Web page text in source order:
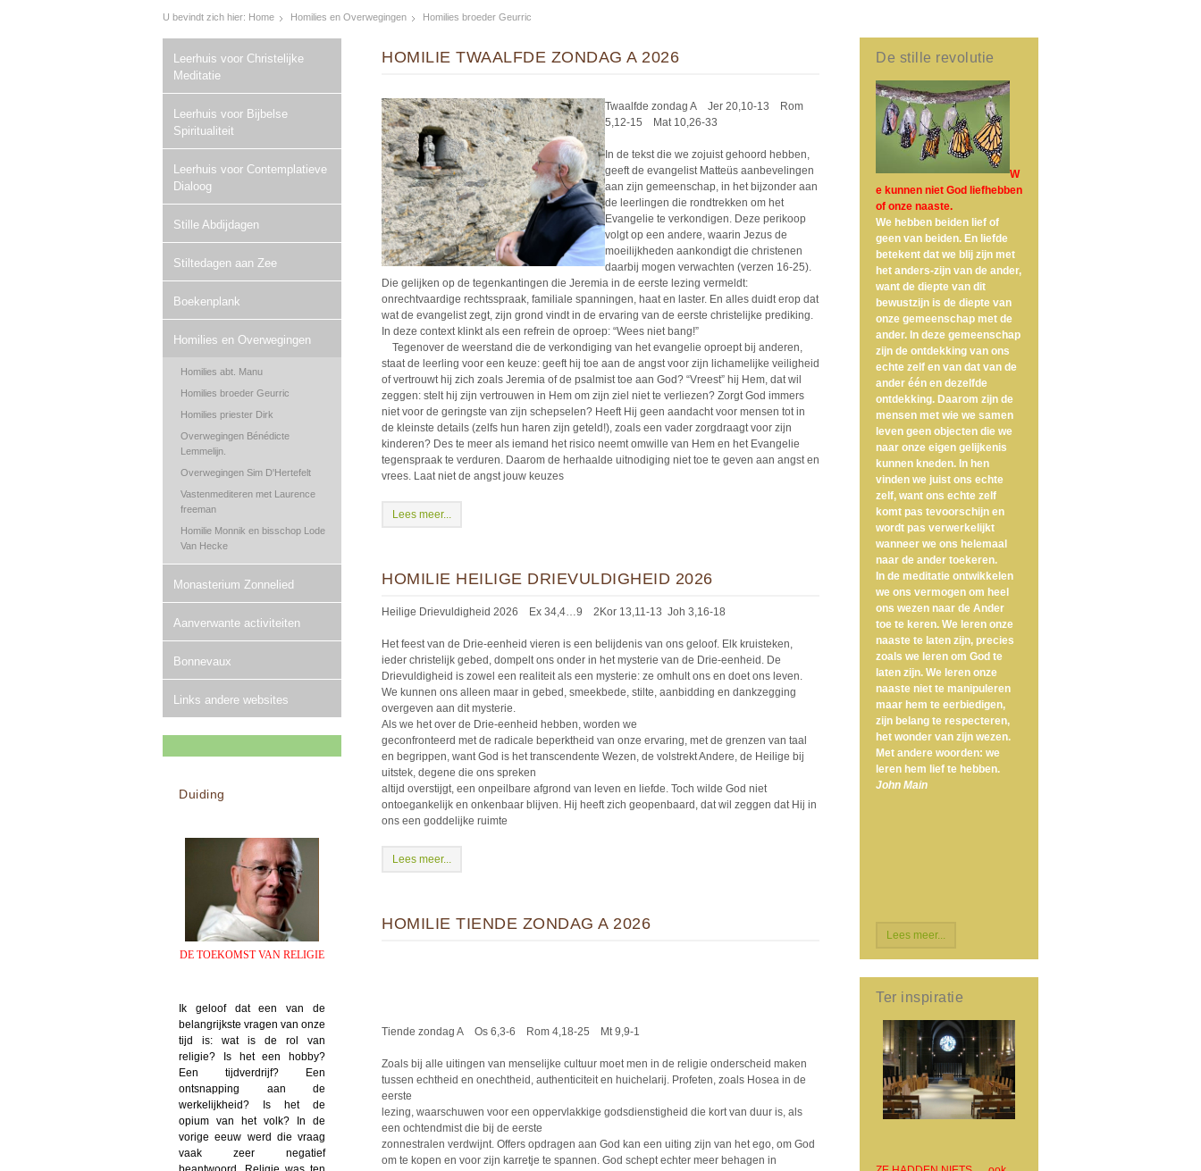
U bevindt zich hier: Home Homilies en Overwegingen Homilies broeder Geurric
Leerhuis voor Christelijke
Meditatie
Leerhuis voor Bijbelse
Spiritualiteit
Leerhuis voor Contemplatieve
Dialoog
Stille Abdijdagen
Stiltedagen aan Zee
Boekenplank
Homilies en Overwegingen
Homilies abt. Manu
Homilies broeder Geurric
Homilies priester Dirk
Overwegingen Bénédicte
Lemmelijn.
Overwegingen Sim D'Hertefelt
Vastenmediteren met Laurence
freeman
Homilie Monnik en bisschop Lode
Van Hecke
Monasterium Zonnelied
Aanverwante activiteiten
Bonnevaux
Links andere websites
Duiding
DE TOEKOMST VAN RELIGIE
Ik geloof dat een van de
belangrijkste vragen van onze
tijd is: wat is de rol van
religie? Is het een hobby?
Een tijdverdrijf? Een
ontsnapping aan de
werkelijkheid? Is het de
opium van het volk? In de
vorige eeuw werd die vraag
vaak zeer negatief
De stille revolutie
W
e kunnen niet God liefhebben
of onze naaste.
We hebben beiden lief of
geen van beiden. En liefde
betekent dat we blij zijn met
het anders-zijn van de ander,
want de diepte van dit
bewustzijn is de diepte van
onze gemeenschap met de
ander. In deze gemeenschap
zijn de ontdekking van ons
echte zelf en van dat van de
ander één en dezelfde
ontdekking. Daarom zijn de
mensen met wie we samen
leven geen objecten die we
naar onze eigen gelijkenis
kunnen kneden. In hen
vinden we juist ons echte
zelf, want ons echte zelf
komt pas tevoorschijn en
wordt pas verwerkelijkt
wanneer we ons helemaal
naar de ander toekeren.
In de meditatie ontwikkelen
we ons vermogen om heel
ons wezen naar de Ander
toe te keren. We leren onze
naaste te laten zijn, precies
zoals we leren om God te
laten zijn. We leren onze
naaste niet te manipuleren
maar hem te eerbiedigen,
zijn belang te respecteren,
het wonder van zijn wezen.
Met andere woorden: we
leren hem lief te hebben.
John Main
Lees meer...
Ter inspiratie
HOMILIE TWAALFDE ZONDAG A 2026
Twaalfde zondag A Jer 20,10-13 Rom
5,12-15 Mat 10,26-33
In de tekst die we zojuist gehoord hebben,
geeft de evangelist Matteüs aanbevelingen
aan zijn gemeenschap, in het bijzonder aan
de leerlingen die rondtrekken om het
Evangelie te verkondigen. Deze perikoop
volgt op een andere, waarin Jezus de
moeilijkheden aankondigt die christenen
daarbij mogen verwachten (verzen 16-25).
Die gelijken op de tegenkantingen die Jeremia in de eerste lezing vermeldt:
onrechtvaardige rechtsspraak, familiale spanningen, haat en laster. En alles duidt erop dat
wat de evangelist zegt, zijn grond vindt in de ervaring van de eerste christelijke prediking.
In deze context klinkt als een refrein de oproep: “Wees niet bang!”
Tegenover de weerstand die de verkondiging van het evangelie oproept bij anderen,
staat de leerling voor een keuze: geeft hij toe aan de angst voor zijn lichamelijke veiligheid
of vertrouwt hij zich zoals Jeremia of de psalmist toe aan God? “Vreest” hij Hem, dat wil
zeggen: stelt hij zijn vertrouwen in Hem om zijn ziel niet te verliezen? Zorgt God immers
niet voor de geringste van zijn schepselen? Heeft Hij geen aandacht voor mensen tot in
de kleinste details (zelfs hun haren zijn geteld!), zoals een vader zorgdraagt voor zijn
kinderen? Des te meer als iemand het risico neemt omwille van Hem en het Evangelie
tegenspraak te verduren. Daarom de herhaalde uitnodiging niet toe te geven aan angst en
vrees. Laat niet de angst jouw keuzes
Lees meer...
HOMILIE HEILIGE DRIEVULDIGHEID 2026
Heilige Drievuldigheid 2026 Ex 34,4…9 2Kor 13,11-13 Joh 3,16-18
Het feest van de Drie-eenheid vieren is een belijdenis van ons geloof. Elk kruisteken,
ieder christelijk gebed, dompelt ons onder in het mysterie van de Drie-eenheid. De
Drievuldigheid is zowel een realiteit als een mysterie: ze omhult ons en doet ons leven.
We kunnen ons alleen maar in gebed, smeekbede, stilte, aanbidding en dankzegging
overgeven aan dit mysterie.
Als we het over de Drie-eenheid hebben, worden we
geconfronteerd met de radicale beperktheid van onze ervaring, met de grenzen van taal
en begrippen, want God is het transcendente Wezen, de volstrekt Andere, de Heilige bij
uitstek, degene die ons spreken
altijd overstijgt, een onpeilbare afgrond van leven en liefde. Toch wilde God niet
ontoegankelijk en onkenbaar blijven. Hij heeft zich geopenbaard, dat wil zeggen dat Hij in
ons een goddelijke ruimte
Lees meer...
HOMILIE TIENDE ZONDAG A 2026
Tiende zondag A Os 6,3-6 Rom 4,18-25 Mt 9,9-1
Zoals bij alle uitingen van menselijke cultuur moet men in de religie onderscheid maken
tussen echtheid en onechtheid, authenticiteit en huichelarij. Profeten, zoals Hosea in de
eerste
lezing, waarschuwen voor een oppervlakkige godsdienstigheid die kort van duur is, als
een ochtendmist die bij de eerste
zonnestralen verdwijnt. Offers opdragen aan God kan een uiting zijn van het ego, om God
om te kopen en voor zijn karretje te spannen. God schept echter meer behagen in